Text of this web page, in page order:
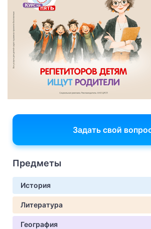
Задать свой
Предметы
История
Литература
География